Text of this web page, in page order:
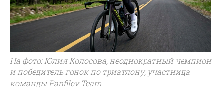
На фото: Юлия Колосова, неоднократный чемпион
и победитель гонок по триатлону, участница
команды Panfilov Team